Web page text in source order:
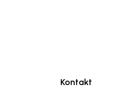
Kontakt